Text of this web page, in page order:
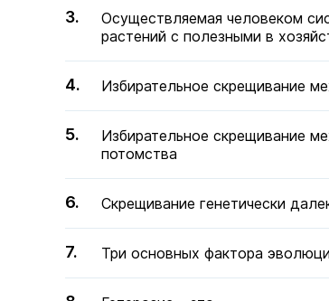
Осуществляемая человеком
растений с полезными в
Избирательное скрещивание
Избирательное скрещивание
потомства
Скрещивание генетически
Три основных фактора